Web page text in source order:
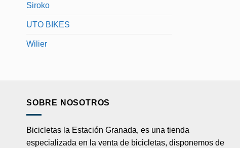
Siroko
UTO BIKES
Wilier
SOBRE NOSOTROS
Bicicletas la Estación Granada, es una tienda
especializada en la venta de bicicletas, disponemos de